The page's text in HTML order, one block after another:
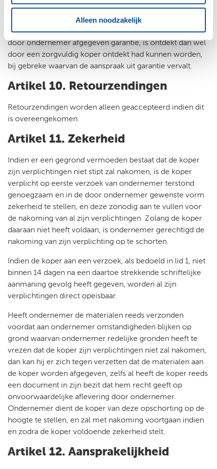
Alleen noodzakelijk
De koper dient ondernemer binnen een termijn van 8
dagen schriftelijk aansprakelijk te stellen, te rekenen vanaf
het tijdstip waarop het gebrek dat aanspraak geeft op de
door ondernemer afgegeven garantie, is ontdekt dan wel
door een zorgvuldig koper ontdekt had kunnen worden,
bij gebreke waarvan de aanspraak uit garantie vervalt.
Artikel 10. Retourzendingen
Retourzendingen worden alleen geaccepteerd indien dit
is overeengekomen.
Artikel 11. Zekerheid
Indien er een gegrond vermoeden bestaat dat de koper
zijn verplichtingen niet stipt zal nakomen, is de koper
verplicht op eerste verzoek van ondernemer terstond
genoegzaam en in de door ondernemer gewenste vorm
zekerheid te stellen, en deze zonodig aan te vullen voor
de nakoming van al zijn verplichtingen. Zolang de koper
daaraan niet heeft voldaan, is ondernemer gerechtigd de
nakoming van zijn verplichting op te schorten.
Indien de koper aan een verzoek, als bedoeld in lid 1, niet
binnen 14 dagen na een daartoe strekkende schriftelijke
aanmaning gevolg heeft gegeven, worden al zijn
verplichtingen direct opeisbaar.
Heeft ondernemer de materialen reeds verzonden
voordat aan ondernemer omstandigheden blijken op
grond waarvan ondernemer redelijke gronden heeft te
vrezen dat de koper zijn verplichtingen niet zal nakomen,
dan kan hij er zich tegen verzetten dat de materialen aan
de koper worden afgegeven, zelfs al heeft de koper reeds
een document in zijn bezit dat hem recht geeft op
onvoorwaardelijke aflevering door ondernemer.
Ondernemer dient de koper van deze opschorting op de
hoogte te stellen, en zal met nakoming voortgaan indien
en zodra de koper voldoende zekerheid stelt.
Artikel 12. Aansprakelijkheid